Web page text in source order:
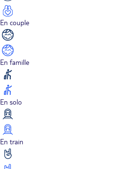
En couple
En famille
En solo
En train